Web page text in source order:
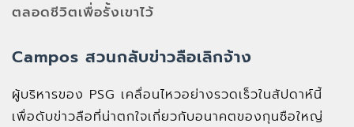
ตลอดชีวิตเพื่อรั้งเขาไว้
Campos สวนกลับข่าวลือเลิกจ้าง
ผู้บริหารของ PSG เคลื่อนไหวอย่างรวดเร็วในสัปดาห์นี้
เพื่อดับข่าวลือที่น่าตกใจเกี่ยวกับอนาคตของกุนซือใหญ่